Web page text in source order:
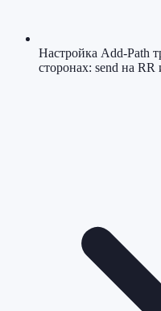
Настройка Add-Path
сторонах: send на RR